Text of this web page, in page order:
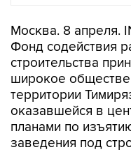
Москва. 8 апреля.
Фонд содействия
строительства
широкое
территории
оказавшейся в
планами по
заведения под